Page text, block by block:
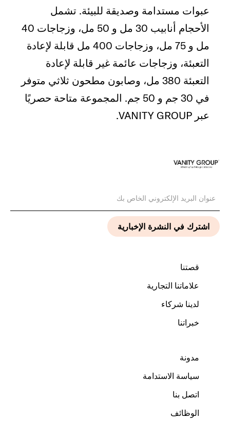
عبوات مستدامة وصديقة للبيئة. تشمل
الأحجام أنابيب 30 مل و 50 مل، وزجاجات 40
مل و 75 مل، وزجاجات 400 مل قابلة لإعادة
التعبئة، وزجاجات عائمة غير قابلة لإعادة
التعبئة 380 مل، وصابون مطحون ثلاثي متوفر
في 30 جم و 50 جم. المجموعة متاحة حصريًا
عبر VANITY GROUP.
قصتنا
علاماتنا التجارية
لدينا شركاء
خبراتنا
مدونة
سياسة الاستدامة
اتصل بنا
الوظائف